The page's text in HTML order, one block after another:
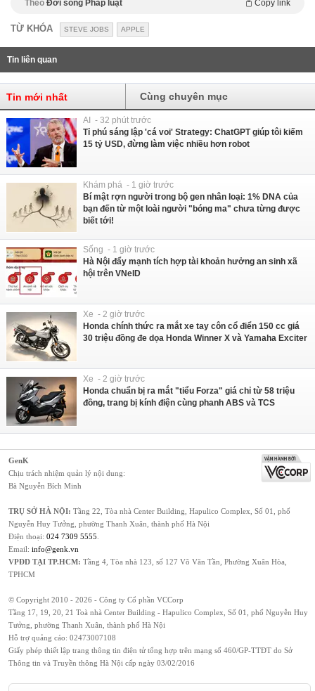
Theo Đời sống Pháp luật Copy link
TỪ KHÓA STEVE JOBS APPLE
Tin liên quan
Tin mới nhất Cùng chuyên mục
AI - 32 phút trước
Tỉ phú sáng lập 'cá voi' Strategy: ChatGPT giúp tôi kiếm
15 tỷ USD, đừng làm việc nhiều hơn robot
Khám phá - 1 giờ trước
Bí mật rợn người trong bộ gen nhân loại: 1% DNA của
bạn đến từ một loài người "bóng ma" chưa từng được
biết tới!
Sống - 1 giờ trước
Hà Nội đẩy mạnh tích hợp tài khoản hưởng an sinh xã
hội trên VNeID
Xe - 2 giờ trước
Honda chính thức ra mắt xe tay côn cổ điển 150 cc giá
30 triệu đồng đe dọa Honda Winner X và Yamaha Exciter
Xe - 2 giờ trước
Honda chuẩn bị ra mắt "tiểu Forza" giá chỉ từ 58 triệu
đồng, trang bị kính điện cùng phanh ABS và TCS
GenK
Chịu trách nhiệm quản lý nội dung:
Bà Nguyễn Bích Minh
TRỤ SỞ HÀ NỘI: Tầng 22, Tòa nhà Center Building, Hapulico Complex, Số 01, phố
Nguyễn Huy Tưởng, phường Thanh Xuân, thành phố Hà Nội
Điện thoại: 024 7309 5555
Email: info@genk.vn
VPĐD TẠI TP.HCM: Tầng 4, Tòa nhà 123, số 127 Võ Văn Tần, Phường Xuân Hòa,
TPHCM
© Copyright 2010 - 2026 - Công ty Cổ phần VCCorp
Tầng 17, 19, 20, 21 Toà nhà Center Building - Hapulico Complex, Số 01, phố Nguyễn Huy
Tưởng, phường Thanh Xuân, thành phố Hà Nội
Hỗ trợ quảng cáo: 02473007108
Giấy phép thiết lập trang thông tin điện tử tổng hợp trên mạng số 460/GP-TTĐT do Sở
Thông tin và Truyền thông Hà Nội cấp ngày 03/02/2016